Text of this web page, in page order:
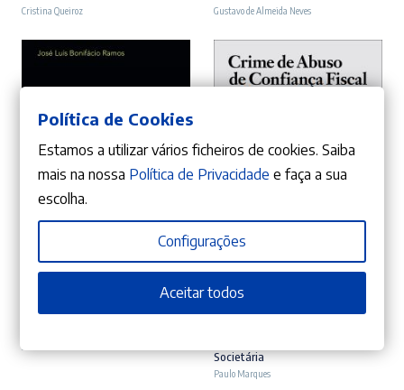
31,90 €.28,71 €.
Cristina Queiroz
26,90 €.24,21 €.
Gustavo de Almeida Neves
originalatual
10%
original
era:
atual
Societária
Paulo Marques
Política de Cookies
Estamos a utilizar vários ficheiros de cookies. Saiba
mais na nossa Política de Privacidade e faça a sua
escolha.
Configurações
Aceitar todos